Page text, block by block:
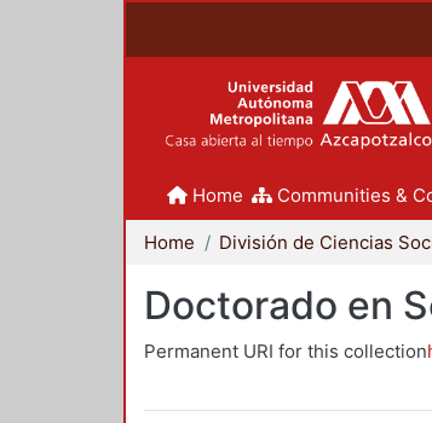
Home Communities &
Home
Doctorado en
Permanent URI for this collection